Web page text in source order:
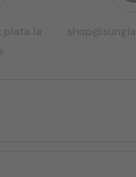
plata la